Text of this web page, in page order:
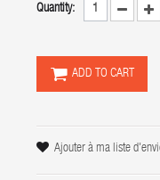
Quantity:
ADD TO CART
Ajouter à ma liste